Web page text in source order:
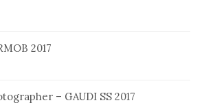
2017
– GAUDI SS 2017